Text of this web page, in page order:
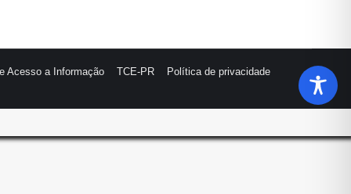
Acesso a Informação TCE-PR
Política de privacidade